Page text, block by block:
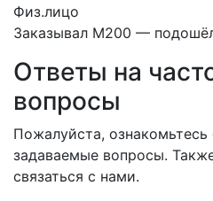
Физ.лицо
Заказывал М200 —
Ответы на
вопросы
Пожалуйста, ознакомьтесь
задаваемые вопросы.
связаться с нами.